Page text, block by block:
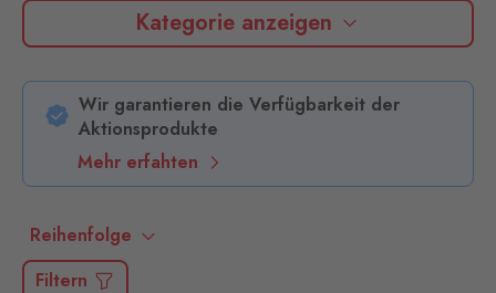
Kategorie anzeigen
Wir garantieren die Verfügbarkeit der
Aktionsprodukte
Mehr erfahten
Reihenfolge
Filtern